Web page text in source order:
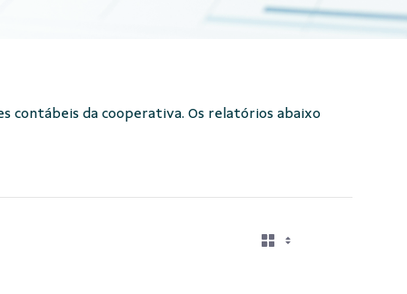
contábeis da cooperativa. Os relatórios abaixo